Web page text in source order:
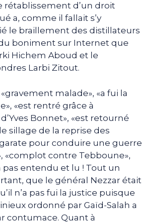
rétablissement d’un droit
a, comme il fallait s’y
le braillement des distillateurs
boniment sur Internet que
Hichem Aboud et le
Larbi Zitout.
«gravement malade», «a fui la
«est rentré grâce à
Bonnet», «est retourné
sillage de la reprise des
pour conduire une guerre
«complot contre Tebboune»,
pas entendu et lu ! Tout un
que le général Nezzar était
n’a pas fui la justice puisque
ordonné par Gaïd-Salah a
contumace. Quant à